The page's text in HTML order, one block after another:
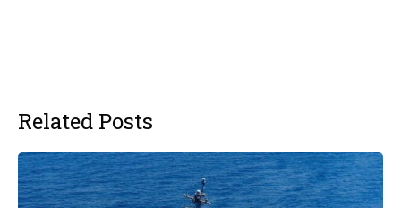
Related Posts